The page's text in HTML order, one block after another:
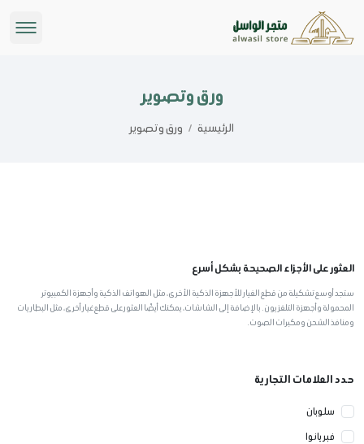
ورق وتصوير
الرئيسية / ورق وتصوير
العثور على الأجزاء الصحيحة بشكل أسرع
ستجد أوسع تشكيلة من قطع الغيار للأجهزة الذكية الأخرى، مثل الهواتف الذكية وأجهزة الكمبيوتر
المحمولة وأجهزة التلفزيون. بالإضافة إلى الشاشات، يمكنك أيضًا العثور على قطع غيار أخرى، مثل البطاريات
ومنافذ الشحن ومكبرات الصوت.
حدد العلامات التجارية
سلوبان
فبريانوا